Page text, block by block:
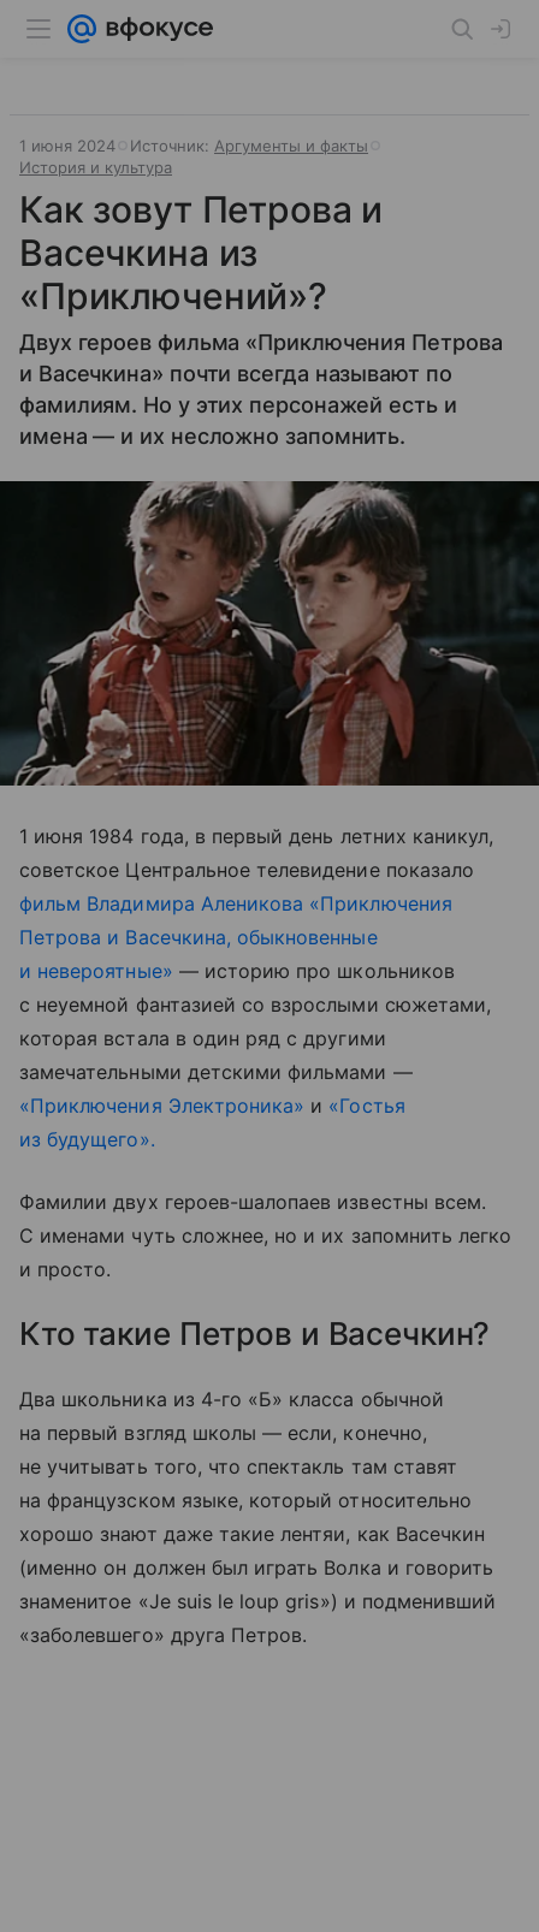
1 июня 2024 Источник: Аргументы и факты
История и культура
Как зовут Петрова и
Васечкина из
«Приключений»?
Двух героев фильма «Приключения Петрова
и Васечкина» почти всегда называют по
фамилиям. Но у этих персонажей есть и
имена — и их несложно запомнить.
1 июня 1984 года, в первый день летних каникул,
советское Центральное телевидение показало
фильм Владимира Аленикова «Приключения
Петрова и Васечкина, обыкновенные
и невероятные» — историю про школьников
с неуемной фантазией со взрослыми сюжетами,
которая встала в один ряд с другими
замечательными детскими фильмами —
«Приключения Электроника» и «Гостья
из будущего».
Фамилии двух героев-шалопаев известны всем.
С именами чуть сложнее, но и их запомнить легко
и просто.
Кто такие Петров и Васечкин?
Два школьника из 4-го «Б» класса обычной
на первый взгляд школы — если, конечно,
не учитывать того, что спектакль там ставят
на французском языке, который относительно
хорошо знают даже такие лентяи, как Васечкин
(именно он должен был играть Волка и говорить
знаменитое «Je suis le loup gris») и подменивший
«заболевшего» друга Петров.